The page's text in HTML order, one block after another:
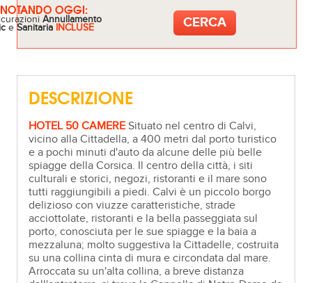
OGGI:
Annullamento
eSanitaria INCLUSE
DESCRIZIONE
HOTEL 50 CAMERE Situato nel centro di Calvi,
vicino alla Cittadella, a 400 metri dal porto turistico
e a pochi minuti d'auto da alcune delle più belle
spiagge della Corsica. Il centro della città, i siti
culturali e storici, negozi, ristoranti e il mare sono
tutti raggiungibili a piedi. Calvi è un piccolo borgo
delizioso con viuzze caratteristiche, strade
acciottolate, ristoranti e la bella passeggiata sul
porto, conosciuta per le sue spiagge e la baia a
mezzaluna; molto suggestiva la Cittadelle, costruita
su una collina cinta di mura e circondata dal mare.
Arroccata su un'alta collina, a breve distanza